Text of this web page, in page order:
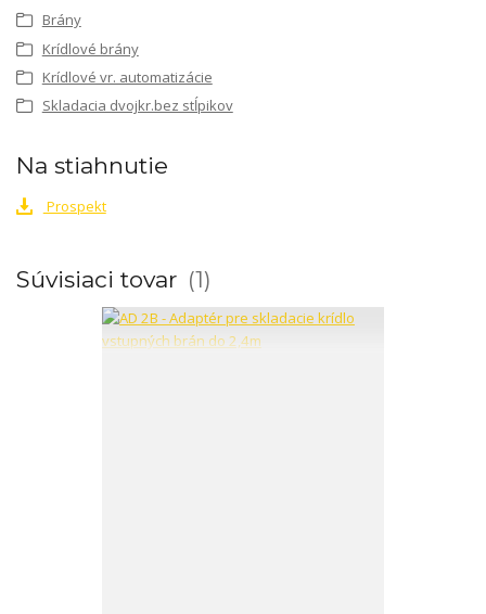
Brány
Krídlové brány
Krídlové vr. automatizácie
Skladacia dvojkr.bez stĺpikov
Na stiahnutie
Prospekt
Súvisiaci tovar 1